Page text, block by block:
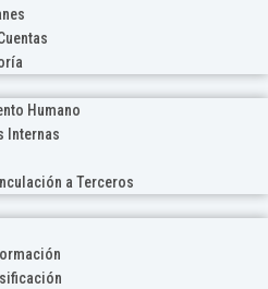
Humano
Internas
a Terceros